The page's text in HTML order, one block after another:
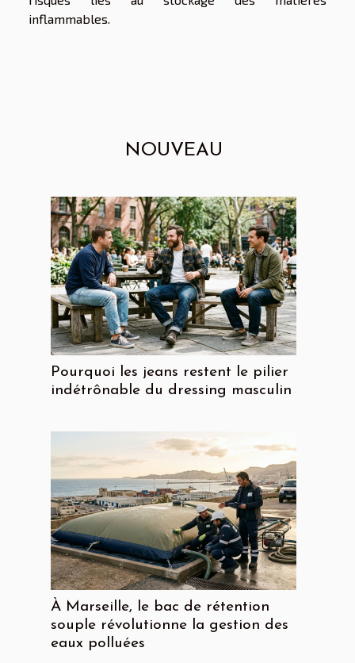
inflammables.
NOUVEAU
Pourquoi les jeans restent le pilier
indétrônable du dressing masculin
À Marseille, le bac de rétention
souple révolutionne la gestion des
eaux polluées